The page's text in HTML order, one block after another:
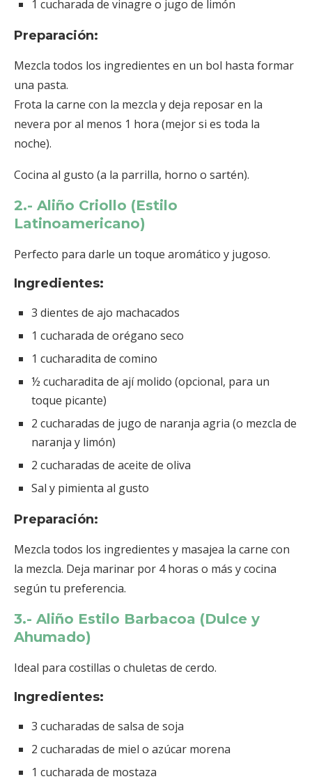
1 cucharada de vinagre o jugo de limón
Preparación:
Mezcla todos los ingredientes en un bol hasta formar
una pasta.
Frota la carne con la mezcla y deja reposar en la
nevera por al menos 1 hora (mejor si es toda la
noche).
Cocina al gusto (a la parrilla, horno o sartén).
2.- Aliño Criollo (Estilo
Latinoamericano)
Perfecto para darle un toque aromático y jugoso.
Ingredientes:
3 dientes de ajo machacados
1 cucharada de orégano seco
1 cucharadita de comino
½ cucharadita de ají molido (opcional, para un
toque picante)
2 cucharadas de jugo de naranja agria (o mezcla de
naranja y limón)
2 cucharadas de aceite de oliva
Sal y pimienta al gusto
Preparación:
Mezcla todos los ingredientes y masajea la carne con
la mezcla. Deja marinar por 4 horas o más y cocina
según tu preferencia.
3.- Aliño Estilo Barbacoa (Dulce y
Ahumado)
Ideal para costillas o chuletas de cerdo.
Ingredientes:
3 cucharadas de salsa de soja
2 cucharadas de miel o azúcar morena
1 cucharada de mostaza